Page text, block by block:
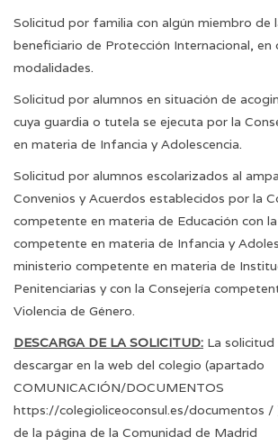
Solicitud por familia con algún miembro de
beneficiario de Protección Internacional, en
modalidades.
Solicitud por alumnos en situación de
cuya guardia o tutela se ejecuta por la
en materia de Infancia y Adolescencia.
Solicitud por alumnos escolarizados al
Convenios y Acuerdos establecidos por la
competente en materia de Educación con
competente en materia de Infancia y
ministerio competente en materia de
Penitenciarias y con la Consejería
Violencia de Género.
DESCARGA DE LA SOLICITUD: La
descargar en la web del colegio (apartado
COMUNICACIÓN/DOCUMENTOS
https://colegioliceoconsul.es/documentos /
de la página de la Comunidad de Madrid